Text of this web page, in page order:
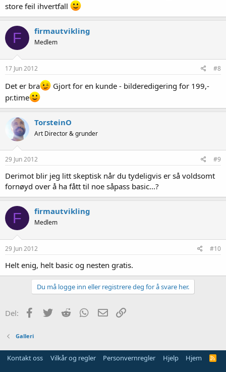
store feil ihvertfall
F firmautvikling
Medlem
17 Jun 2012 #8
Det er bra
Gjort for en kunde - bilderedigering for 199,-
pr.time
TorsteinO
Art Director & grunder
29 Jun 2012 #9
Derimot blir jeg litt skeptisk når du tydeligvis er så voldsomt
fornøyd over å ha fått til noe såpass basic...?
F firmautvikling
Medlem
29 Jun 2012 #10
Helt enig, helt basic og nesten gratis.
Du må logge inn eller registrere deg for å svare her.
Del: Facebook
Twitter Reddit WhatsApp
E-post
Galleri
Kontakt oss Vilkår og regler Personvernregler Hjelp Hjem
R